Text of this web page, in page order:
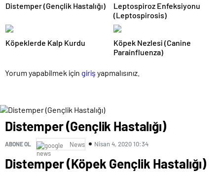
Distemper (Gençlik Hastalığı)
Leptospiroz Enfeksiyonu
(Leptospirosis)
Köpeklerde Kalp Kurdu
Köpek Nezlesi (Canine
Parainfluenza)
Yorum yapabilmek için giriş yapmalısınız.
Distemper (Gençlik Hastalığı)
ABONE OL News Nisan 4, 2020 10:34
Distemper (Köpek Gençlik Hastalığı)